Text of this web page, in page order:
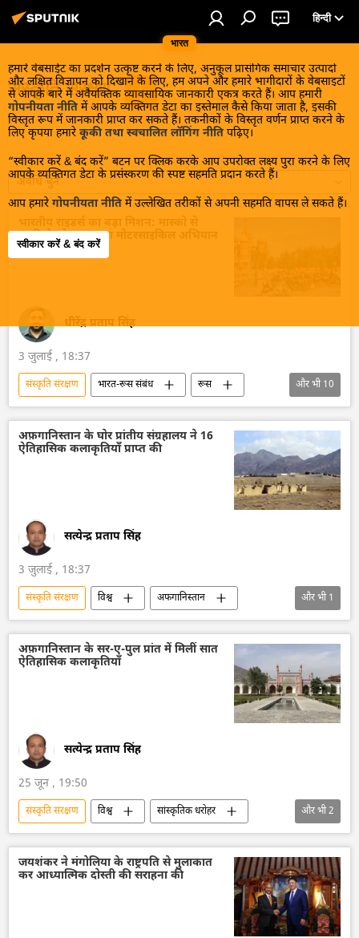
भारत
हिन्दी
हमारे वेबसाईट का प्रदर्शन उत्कृष्ट करने के लिए, अनुकूल प्रासंगिक समाचार उत्पादों
और लक्षित विज्ञापन को दिखाने के लिए, हम अपने और हमारे भागीदारों के वेबसाइटों
से आपके बारे में अवैयक्तिक व्यावसायिक जानकारी एकत्र करते हैं। आप हमारी
गोपनीयता नीति में आपके व्यक्तिगत डेटा का इस्तेमाल कैसे किया जाता है, इसकी
विस्तृत रूप में जानकारी प्राप्त कर सकते हैं। तकनीकों के विस्तृत वर्णन प्राप्त करने के
लिए कृपया हमारे कूकी तथा स्वचालित लॉगिंग नीति पढ़िए।
“स्वीकार करें & बंद करें” बटन पर क्लिक करके आप उपरोक्त लक्ष्य पुरा करने के लिए
आपके व्यक्तिगत डेटा के प्रसंस्करण की स्पष्ट सहमति प्रदान करते हैं।
आप हमारे गोपनीयता नीति में उल्लेखित तरीकों से अपनी सहमति वापस ले सकते हैं।
स्वीकार करें & बंद करें
संस्कृति संरक्षण
अवधि चुनें
व्लादिवोस्तोक तक का मोटरसाइकिल अभियान
शुरू
धीरेंद्र प्रताप सिंह
3 जुलाई , 18:37
संस्कृति संरक्षण भारत-रूस संबंध
रूस
रूस का विकास
मास्को
भारत
आत्मनिर्भर भारत
भारत का विकास
भारत सरकार
और भी10
अफ़गानिस्तान के घोर प्रांतीय संग्रहालय ने 16
ऐतिहासिक कलाकृतियाँ प्राप्त की
सत्येन्द्र प्रताप सिंह
3 जुलाई , 18:37
संस्कृति संरक्षण विश्व
अफगानिस्तान
बर्तन
और भी1
अफ़गानिस्तान के सर-ए-पुल प्रांत में मिलीं सात
ऐतिहासिक कलाकृतियाँ
सत्येन्द्र प्रताप सिंह
25 जून , 19:50
संस्कृति संरक्षण विश्व
सांस्कृतिक धरोहर
प्रकृति संरक्षण
तेल
और भी2
जयशंकर ने मंगोलिया के राष्ट्रपति से मुलाकात
कर आध्यात्मिक दोस्ती की सराहना की